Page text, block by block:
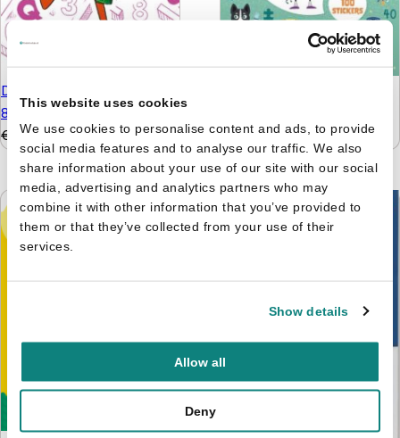
This website uses cookies
We use cookies to personalise content and ads, to provide
social media features and to analyse our traffic. We also
share information about your use of our site with our social
media, advertising and analytics partners who may
combine it with other information that you’ve provided to
them or that they’ve collected from your use of their
services.
Show details
Allow all
Deny
De leukste hersenkrakers
8+
€
5,99 €4,99
€9,99 €6,99